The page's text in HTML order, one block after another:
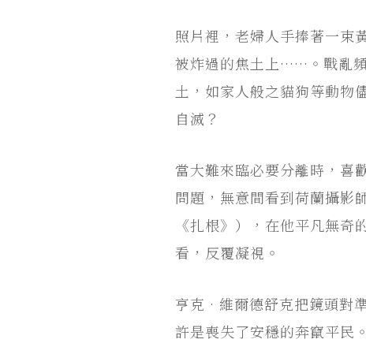
照片裡，老婦人手捧著一束
被炸過的焦土上……。戰亂
土，如家人般之貓狗等動物
自滅？
當大難來臨必要分離時，喜
問題，無意間看到荷蘭攝
《扎根》），在他平凡無
看，反覆凝視。
亨克•維爾德舒克把鏡頭對
許是喪失了安穩的奔竄平民